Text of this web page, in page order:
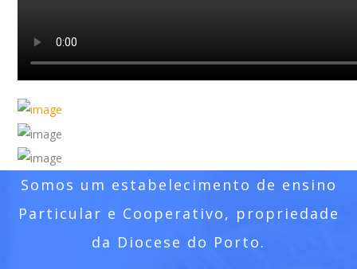
Somos um estabelecimento de ensino
Particular e Cooperativo, propriedade
da Diocese do Porto.